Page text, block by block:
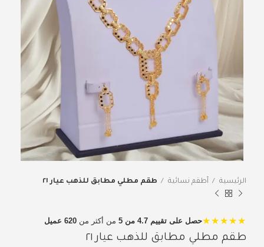
الرئيسية أطقم نسائية طقم مطلي مطابق للذهب عيار ٢١
★★★★★حصل على تقييم 4.7 من 5 من أكثر من 620 عميل
طقم مطلي مطابق للذهب عيار ٢١